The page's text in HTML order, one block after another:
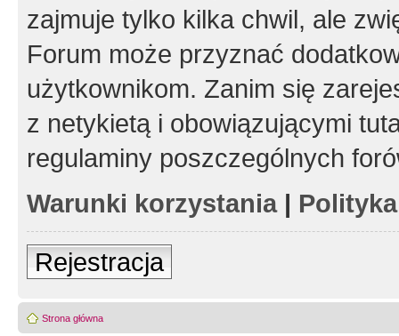
zajmuje tylko kilka chwil, ale
Forum może przyznać
użytkownikom. Zanim się
z netykietą i obowiązującymi
regulaminy poszczególnych
Warunki korzystania|
Rejestracja
Strona główna